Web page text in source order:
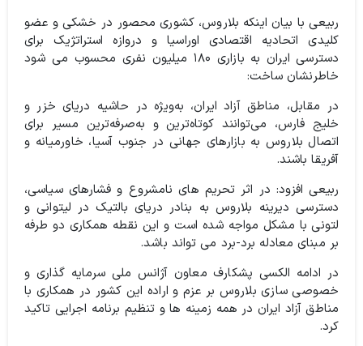
ربیعی با بیان اینکه بلاروس، کشوری محصور در خشکی و عضو
کلیدی اتحادیه اقتصادی اوراسیا و دروازه استراتژیک برای
دسترسی ایران به بازاری ۱۸۰ میلیون نفری محسوب می شود
خاطرنشان ساخت:
در مقابل، مناطق آزاد ایران، به‌ویژه در حاشیه دریای خزر و
خلیج فارس، می‌توانند کوتاه‌ترین و به‌صرفه‌ترین مسیر برای
اتصال بلاروس به بازارهای جهانی در جنوب آسیا، خاورمیانه و
آفریقا باشند.
ربیعی افزود: در اثر تحریم های نامشروع و فشارهای سیاسی،
دسترسی دیرینه بلاروس به بنادر دریای بالتیک در لیتوانی و
لتونی با مشکل مواجه شده است و این نقطه همکاری دو طرفه
بر مبنای معادله برد-برد می تواند باشد.
در ادامه الکسی پشکارف معاون آژانس ملی سرمایه گذاری و
خصوصی سازی بلاروس بر عزم و اراده این کشور در همکاری با
مناطق آزاد ایران در همه زمینه ها و تنظیم برنامه اجرایی تاکید
کرد.